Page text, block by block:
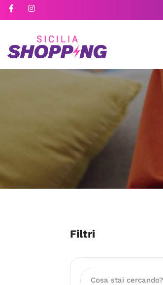
Filtri